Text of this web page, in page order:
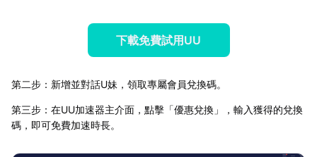
下載免費試用UU
第二步：新增並對話U妹，領取專屬會員兌換碼。
第三步：在UU加速器主介面，點擊「優惠兌換」，輸入獲得的兌換
碼，即可免費加速時長。